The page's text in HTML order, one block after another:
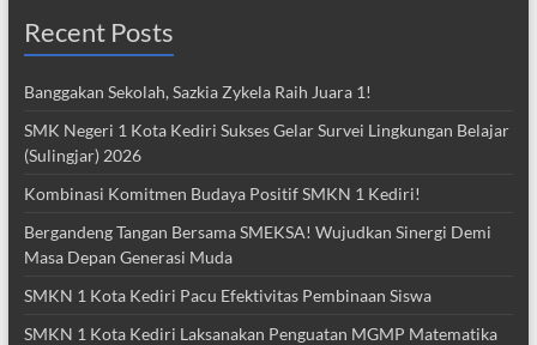
Recent Posts
Banggakan Sekolah, Sazkia Zykela Raih Juara 1!
SMK Negeri 1 Kota Kediri Sukses Gelar Survei Lingkungan Belajar
(Sulingjar) 2026
Kombinasi Komitmen Budaya Positif SMKN 1 Kediri!
Bergandeng Tangan Bersama SMEKSA! Wujudkan Sinergi Demi
Masa Depan Generasi Muda
SMKN 1 Kota Kediri Pacu Efektivitas Pembinaan Siswa
SMKN 1 Kota Kediri Laksanakan Penguatan MGMP Matematika